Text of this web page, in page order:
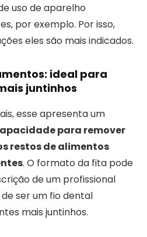
uso de aparelho
por exemplo. Por isso,
eles são mais indicados.
ideal para
juntinhos
esse apresenta um
para remover
restos de alimentos
. O formato da fita pode
de um profissional
ser um fio dental
mais juntinhos.